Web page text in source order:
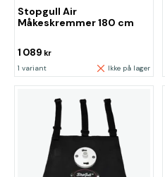
Stopgull Air
Måkeskremmer 180 cm
1 089 kr
1 variant Ikke på lager